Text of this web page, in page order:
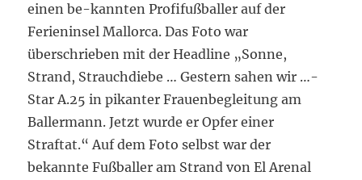
einen be-kannten Profifußballer auf der
Ferieninsel Mallorca. Das Foto war
überschrieben mit der Headline „Sonne,
Strand, Strauchdiebe … Gestern sahen wir …-
Star A.25 in pikanter Frauenbegleitung am
Ballermann. Jetzt wurde er Opfer einer
Straftat.“ Auf dem Foto selbst war der
bekannte Fußballer am Strand von El Arenal